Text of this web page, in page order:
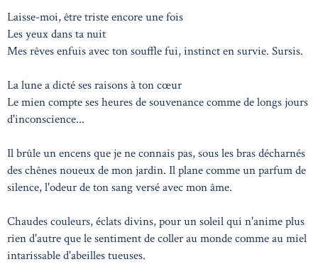
Laisse-moi, être triste encore une fois
Les yeux dans ta nuit
Mes rêves enfuis avec ton souffle fui, instinct en survie. Sursis.
La lune a dicté ses raisons à ton cœur
Le mien compte ses heures de souvenance comme de longs jours
d'inconscience...
Il brûle un encens que je ne connais pas, sous les bras décharnés
des chênes noueux de mon jardin. Il plane comme un parfum de
silence, l'odeur de ton sang versé avec mon âme.
Chaudes couleurs, éclats divins, pour un soleil qui n'anime plus
rien d'autre que le sentiment de coller au monde comme au miel
intarissable d'abeilles tueuses.